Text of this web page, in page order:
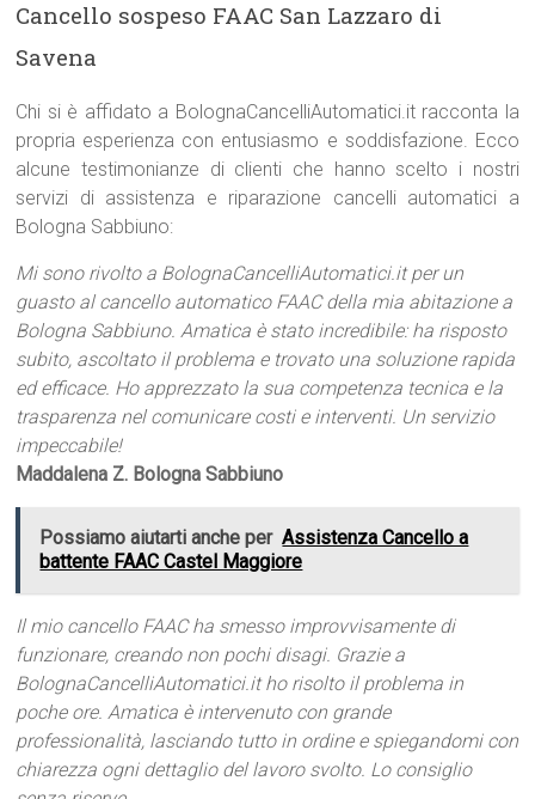
Cancello sospeso FAAC San Lazzaro di
Savena
Chi si è affidato a BolognaCancelliAutomatici.it racconta la
propria esperienza con entusiasmo e soddisfazione. Ecco
alcune testimonianze di clienti che hanno scelto i nostri
servizi di assistenza e riparazione cancelli automatici a
Bologna Sabbiuno:
Mi sono rivolto a BolognaCancelliAutomatici.it per un
guasto al cancello automatico FAAC della mia abitazione a
Bologna Sabbiuno. Amatica è stato incredibile: ha risposto
subito, ascoltato il problema e trovato una soluzione rapida
ed efficace. Ho apprezzato la sua competenza tecnica e la
trasparenza nel comunicare costi e interventi. Un servizio
impeccabile!
Maddalena Z. Bologna Sabbiuno
Possiamo aiutarti anche per Assistenza Cancello a
battente FAAC Castel Maggiore
Il mio cancello FAAC ha smesso improvvisamente di
funzionare, creando non pochi disagi. Grazie a
BolognaCancelliAutomatici.it ho risolto il problema in
poche ore. Amatica è intervenuto con grande
professionalità, lasciando tutto in ordine e spiegandomi con
chiarezza ogni dettaglio del lavoro svolto. Lo consiglio